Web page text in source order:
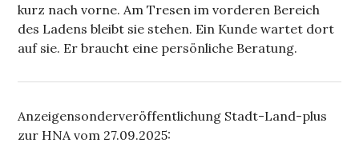
kurz nach vorne. Am Tresen im vorderen Bereich
des Ladens bleibt sie stehen. Ein Kunde wartet dort
auf sie. Er braucht eine persönliche Beratung.
Anzeigensonderveröffentlichung Stadt-Land-plus
zur HNA vom 27.09.2025: